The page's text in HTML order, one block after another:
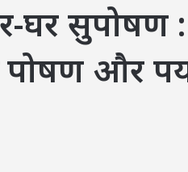
सुपोषण :
पोषण और